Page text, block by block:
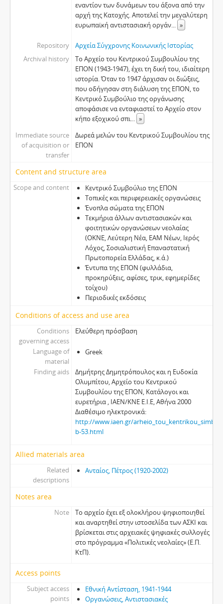
εναντίον των δυνάµεων του άξονα από την
αρχή της Κατοχής. Αποτελεί την µεγαλύτερη
ευρωπαϊκή αντιστασιακή οργάν... »
Repository
Αρχεία Σύγχρονης Κοινωνικής Ιστορίας
Archival history
Το Αρχείο του Κεντρικού Συµβουλίου της
ΕΠΟΝ (1943-1947), έχει τη δική του, ιδιαίτερη
ιστορία. Όταν το 1947 άρχισαν οι διώξεις,
που οδήγησαν στη διάλυση της ΕΠΟΝ, το
Κεντρικό Συµβούλιο της οργάνωσης
αποφάσισε να ενταφιαστεί το Αρχείο στον
κήπο εξοχικού σπι... »
Immediate source
of acquisition or
transfer
Δωρεά µελών του Κεντρικού Συµβουλίου της
ΕΠΟΝ
Content and structure area
Scope and content
Κεντρικό Συµβούλιο της ΕΠΟΝ
Τοπικές και περιφερειακές οργανώσεις
Ένοπλα σώµατα της ΕΠΟΝ
Τεκµήρια άλλων αντιστασιακών και
φοιτητικών οργανώσεων νεολαίας
(ΟΚΝΕ, Λεύτερη Νέα, ΕΑΜ Νέων, Ιερός
Λόχος, Σοσιαλιστική Επαναστατική
Πρωτοπορεία Ελλάδας, κ.ά.)
Έντυπα της ΕΠΟΝ (φυλλάδια,
προκηρύξεις, αφίσες, τρικ, εφηµερίδες
τοίχου)
Περιοδικές εκδόσεις
Conditions of access and use area
Conditions
governing access
Ελεύθερη πρόσβαση
Language of
material
Greek
Finding aids
Δηµήτρης Δηµητρόπουλος και η Ευδοκία
Ολυµπίτου, Αρχείο του Κεντρικού
Συµβουλίου της ΕΠΟΝ, Κατάλογοι και
ευρετήρια , ΙΑΕΝ/ΚΝΕ Ε.Ι.Ε, Αθήνα 2000
Διαθέσιμο ηλεκτρονικά:
http://www.iaen.gr/
b-53.html
Allied materials area
Related
descriptions
Ανταίος, Πέτρος (1920-2002)
Notes area
Note
Το αρχείο έχει εξ ολοκλήρου ψηφιοποιηθεί
και αναρτηθεί στην ιστοσελίδα των ΑΣΚΙ και
βρίσκεται στις αρχειακές ψηφιακές συλλογές
στο πρόγραµµα «Πολιτικές νεολαίες» (Ε.Π.
ΚτΠ).
Access points
Subject access
points
Εθνική Αντίσταση, 1941-1944
Οργανώσεις, Αντιστασιακές